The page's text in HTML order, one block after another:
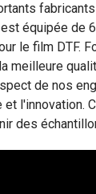
équipée de
le film DTF.
meilleure
de nos
l'innovation.
des